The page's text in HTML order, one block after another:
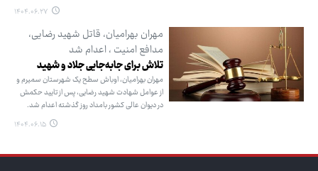
۱۴۰۴.۰۶.۲۷
مهران بهرامیان، قاتل شهید رضایی،
مدافع امنیت ، اعدام شد
تلاش برای جابه‌جایی جلاد و شهید
مهران بهرامیان، اوباش سطح یک شهرستان سمیرم و
از عوامل شهادت شهید رضایی، پس از تایید حکمش
در دیوان عالی کشور بامداد روز گذشته اعدام شد.
۱۴۰۴.۰۶.۱۵